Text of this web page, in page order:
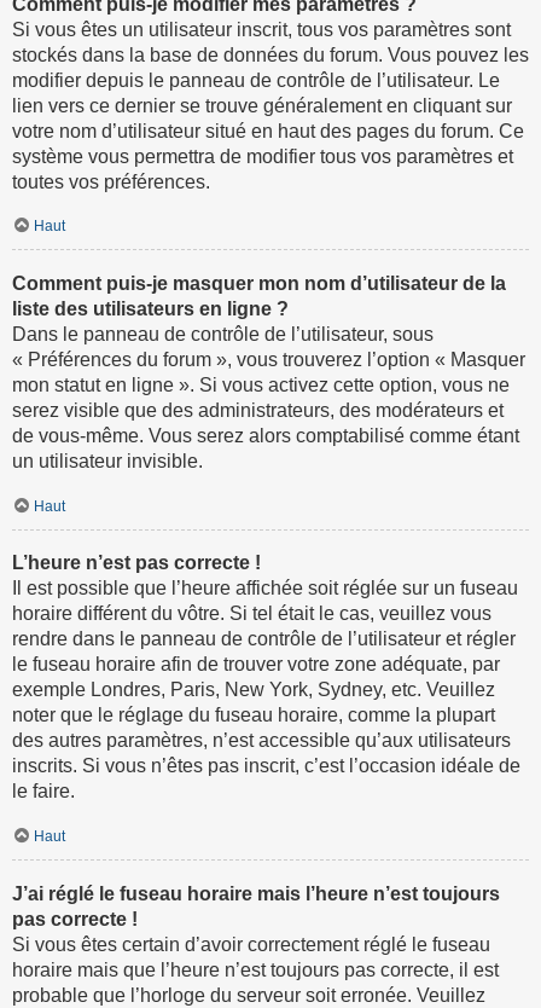
Si vous êtes un utilisateur inscrit, tous vos paramètres sont
stockés dans la base de données du forum. Vous pouvez les
modifier depuis le panneau de contrôle de l’utilisateur. Le
lien vers ce dernier se trouve généralement en cliquant sur
votre nom d’utilisateur situé en haut des pages du forum. Ce
système vous permettra de modifier tous vos paramètres et
toutes vos préférences.
Haut
Comment puis-je masquer mon nom d’utilisateur de la
liste des utilisateurs en ligne ?
Dans le panneau de contrôle de l’utilisateur, sous
« Préférences du forum », vous trouverez l’option « Masquer
mon statut en ligne ». Si vous activez cette option, vous ne
serez visible que des administrateurs, des modérateurs et
de vous-même. Vous serez alors comptabilisé comme étant
un utilisateur invisible.
Haut
L’heure n’est pas correcte !
Il est possible que l’heure affichée soit réglée sur un fuseau
horaire différent du vôtre. Si tel était le cas, veuillez vous
rendre dans le panneau de contrôle de l’utilisateur et régler
le fuseau horaire afin de trouver votre zone adéquate, par
exemple Londres, Paris, New York, Sydney, etc. Veuillez
noter que le réglage du fuseau horaire, comme la plupart
des autres paramètres, n’est accessible qu’aux utilisateurs
inscrits. Si vous n’êtes pas inscrit, c’est l’occasion idéale de
le faire.
Haut
J’ai réglé le fuseau horaire mais l’heure n’est toujours
pas correcte !
Si vous êtes certain d’avoir correctement réglé le fuseau
horaire mais que l’heure n’est toujours pas correcte, il est
probable que l’horloge du serveur soit erronée. Veuillez